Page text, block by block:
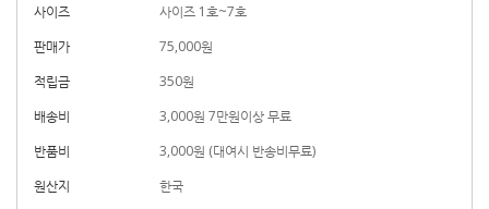
사이즈
사이즈 1호~7호
판매가
75,000원
적립금
350원
배송비
3,000원 7만원이상 무료
반품비
3,000원 (대여시 반송비무료)
원산지
한국